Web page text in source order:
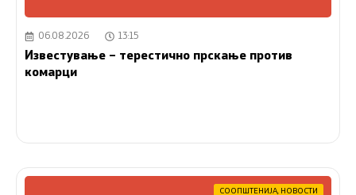
06.08.2026 13:15
Известување – терестично прскање против
комарци
СООПШТЕНИЈА, НОВОСТИ